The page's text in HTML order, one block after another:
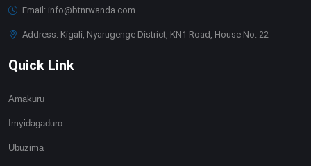
Email: info@btnrwanda.com
Address: Kigali, Nyarugenge District, KN1 Road, House No. 22
Quick Link
Amakuru
Imyidagaduro
Ubuzima